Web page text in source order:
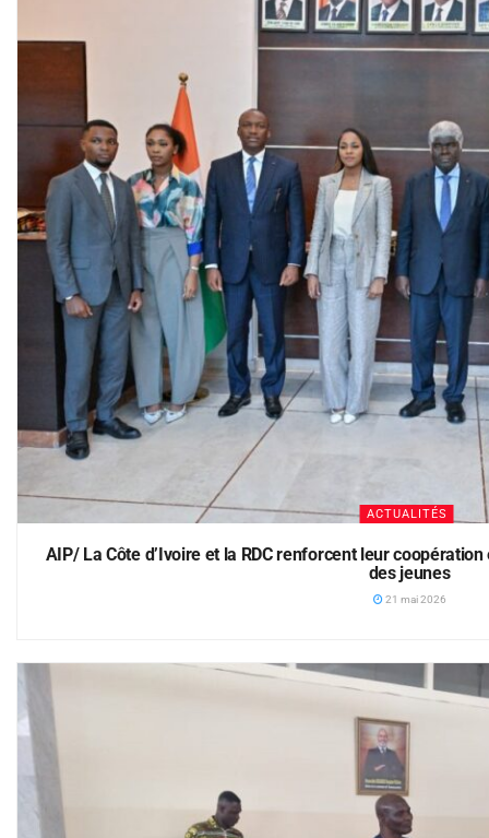
ACTUALITÉS
AIP/ La Côte d’Ivoire et la RDC renforcent leur
des jeunes
21 mai 2026